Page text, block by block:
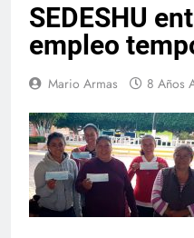
SEDESHU
empleo
Mario Armas 8 Años